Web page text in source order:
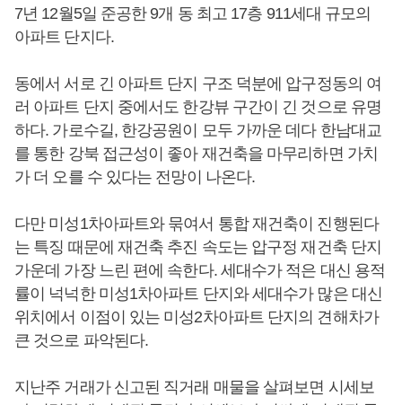
7년 12월5일 준공한 9개 동 최고 17층 911세대 규모의
아파트 단지다.
동에서 서로 긴 아파트 단지 구조 덕분에 압구정동의 여
러 아파트 단지 중에서도 한강뷰 구간이 긴 것으로 유명
하다. 가로수길, 한강공원이 모두 가까운 데다 한남대교
를 통한 강북 접근성이 좋아 재건축을 마무리하면 가치
가 더 오를 수 있다는 전망이 나온다.
다만 미성1차아파트와 묶여서 통합 재건축이 진행된다
는 특징 때문에 재건축 추진 속도는 압구정 재건축 단지
가운데 가장 느린 편에 속한다. 세대수가 적은 대신 용적
률이 넉넉한 미성1차아파트 단지와 세대수가 많은 대신
위치에서 이점이 있는 미성2차아파트 단지의 견해차가
큰 것으로 파악된다.
지난주 거래가 신고된 직거래 매물을 살펴보면 시세보